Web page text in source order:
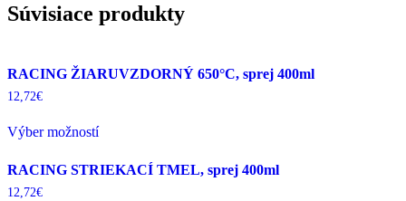
Súvisiace produkty
RACING ŽIARUVZDORNÝ 650°C, sprej 400ml
12,72€
Výber možností
multiple
RACING STRIEKACÍ TMEL, sprej 400ml
12,72€